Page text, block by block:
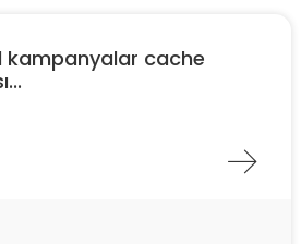
kampanyalar cache